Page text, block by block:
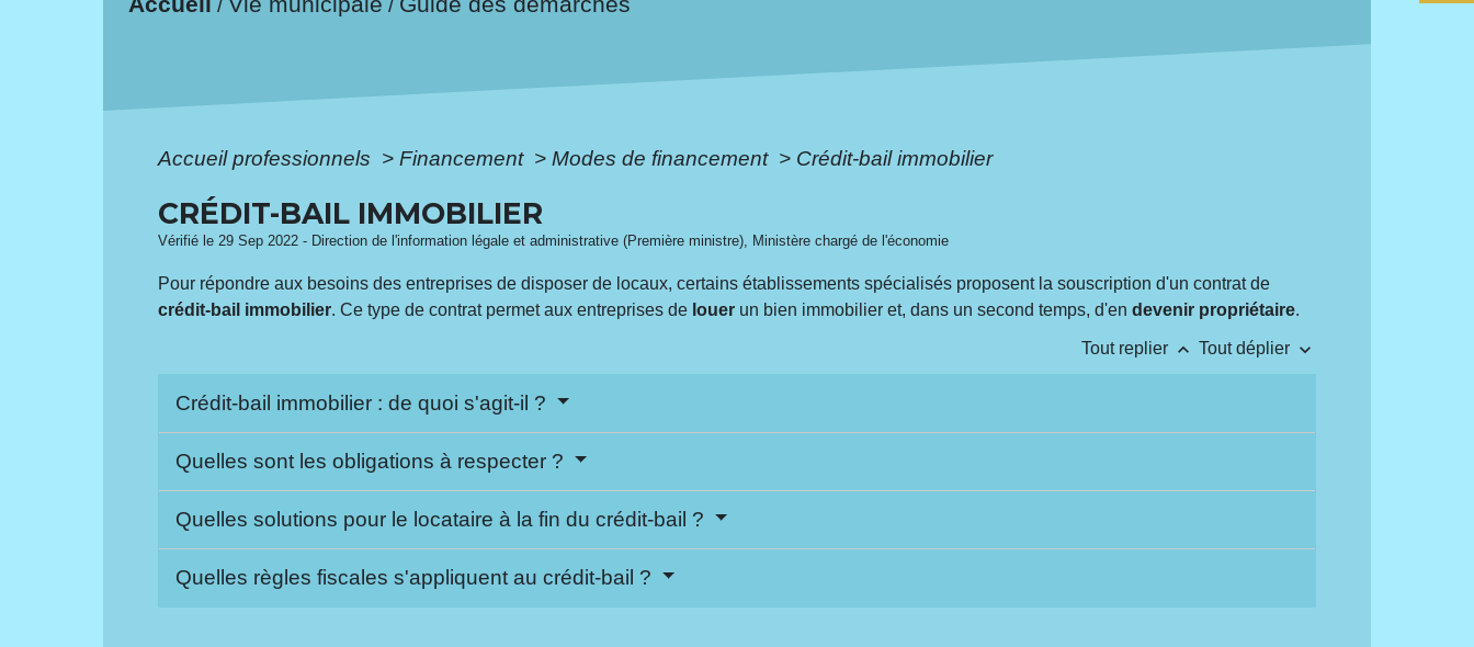
/ /
Accueil professionnels > Financement > Modes de financement > Crédit-bail immobilier
CRÉDIT-BAIL IMMOBILIER
Vérifié le 29 Sep 2022 - Direction de l'information légale et administrative (Première ministre), Ministère chargé de l'économie
Pour répondre aux besoins des entreprises de disposer de locaux, certains établissements spécialisés proposent la souscription d'un contrat de
crédit-bail immobilier. Ce type de contrat permet aux entreprises de louer un bien immobilier et, dans un second temps, d'endevenir propriétaire.
Tout replier keyboard_arrow_up Tout déplier keyboard_arrow_down
Crédit-bail immobilier : de quoi s'agit-il ?
Quelles sont les obligations à respecter ?
Quelles solutions pour le locataire à la fin du crédit-bail ?
Quelles règles fiscales s'appliquent au crédit-bail ?